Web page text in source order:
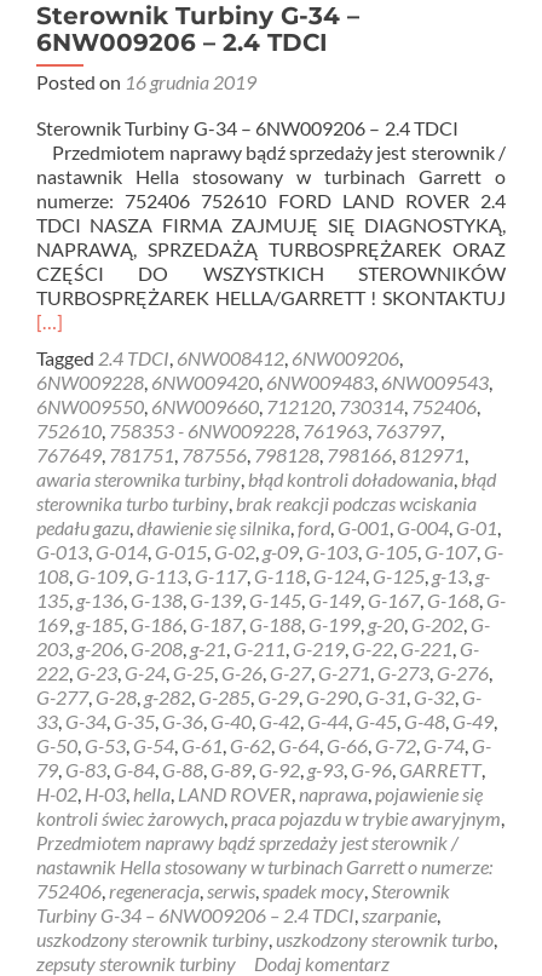
Sterownik Turbiny G-34 –
6NW009206 – 2.4 TDCI
Posted on 16 grudnia 2019
Sterownik Turbiny G-34 – 6NW009206 – 2.4 TDCI
Przedmiotem naprawy bądź sprzedaży jest sterownik /
nastawnik Hella stosowany w turbinach Garrett o
numerze: 752406 752610 FORD LAND ROVER 2.4
TDCI NASZA FIRMA ZAJMUJĘ SIĘ DIAGNOSTYKĄ,
NAPRAWĄ, SPRZEDAŻĄ TURBOSPRĘŻAREK ORAZ
CZĘŚCI DO WSZYSTKICH STEROWNIKÓW
TURBOSPRĘŻAREK HELLA/GARRETT ! SKONTAKTUJ
[…]
Tagged 2.4 TDCI, 6NW008412, 6NW009206,
6NW009228, 6NW009420, 6NW009483, 6NW009543,
6NW009550, 6NW009660, 712120, 730314, 752406,
752610, 758353 - 6NW009228, 761963, 763797,
767649, 781751, 787556, 798128, 798166,812971,
awaria sterownika turbiny, błąd kontroli doładowania, błąd
sterownika turbo turbiny, brak reakcji podczas wciskania
pedału gazu,dławienie się silnika,ford, G-001, G-004, G-01,
G-013, G-014, G-015, G-02, g-09, G-103, G-105, G-107, G-
108, G-109, G-113, G-117, G-118, G-124, G-125, g-13, g-
135, g-136, G-138, G-139, G-145, G-149, G-167, G-168, G-
169, g-185, G-186, G-187, G-188, G-199, g-20, G-202, G-
203, g-206, G-208, g-21, G-211, G-219, G-22, G-221, G-
222, G-23, G-24, G-25, G-26, G-27, G-271, G-273, G-276,
G-277, G-28, g-282, G-285, G-29, G-290, G-31, G-32, G-
33, G-34, G-35, G-36, G-40, G-42, G-44, G-45, G-48, G-49,
G-50, G-53, G-54, G-61, G-62, G-64, G-66, G-72, G-74, G-
79, G-83, G-84, G-88, G-89, G-92, g-93, G-96, GARRETT,
H-02, H-03, hella, LAND ROVER,naprawa,pojawienie się
kontroli świec żarowych,praca pojazdu w trybie awaryjnym,
Przedmiotem naprawy bądź sprzedaży jest sterownik /
nastawnik Hella stosowany w turbinach Garrett o numerze:
752406,regeneracja,serwis,spadek mocy,Sterownik
Turbiny G-34 – 6NW009206 – 2.4 TDCI,szarpanie,
uszkodzony sterownik turbiny,uszkodzony sterownik turbo,
zepsuty sterownik turbiny
Dodaj komentarz